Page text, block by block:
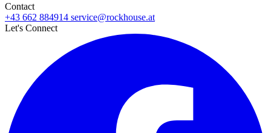
Contact
+43 662 884914 service@rockhouse.at
Let's Connect